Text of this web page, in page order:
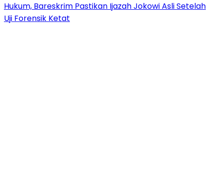
Hukum, Bareskrim Pastikan Ijazah Jokowi Asli Setelah
Uji Forensik Ketat